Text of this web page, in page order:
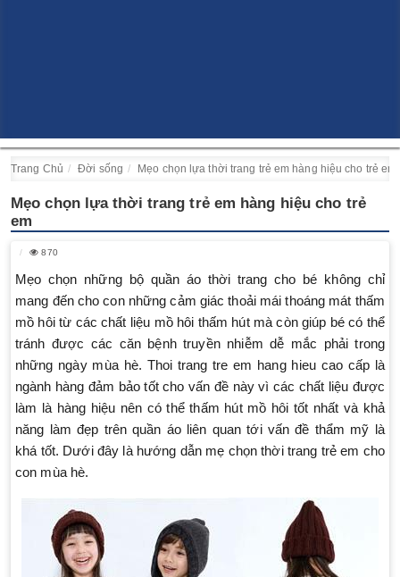
Trang Chủ Đời sống Mẹo chọn lựa thời trang trẻ em hàng hiệu cho trẻ em
Mẹo chọn lựa thời trang trẻ em hàng hiệu cho trẻ
em
870
Mẹo chọn những bộ quần áo thời trang cho bé không chỉ
mang đến cho con những cảm giác thoải mái thoáng mát thấm
mồ hôi từ các chất liệu mồ hôi thấm hút mà còn giúp bé có thể
tránh được các căn bệnh truyền nhiễm dễ mắc phải trong
những ngày mùa hè. Thoi trang tre em hang hieu cao cấp là
ngành hàng đảm bảo tốt cho vấn đề này vì các chất liệu được
làm là hàng hiệu nên có thể thấm hút mồ hôi tốt nhất và khả
năng làm đẹp trên quần áo liên quan tới vấn đề thẩm mỹ là
khá tốt. Dưới đây là hướng dẫn mẹ chọn thời trang trẻ em cho
con mùa hè.